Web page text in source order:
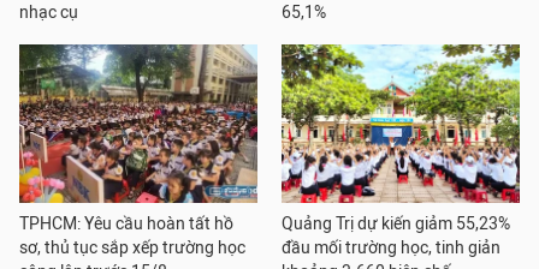
nhạc cụ
65,1%
TPHCM: Yêu cầu hoàn tất hồ
sơ, thủ tục sắp xếp trường học
Quảng Trị dự kiến giảm 55,23%
đầu mối trường học, tinh giản